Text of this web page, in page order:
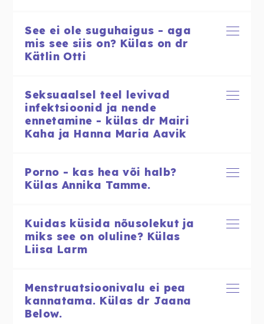
See ei ole suguhaigus - aga
mis see siis on? Külas on dr
Kätlin Otti
Seksuaalsel teel levivad
infektsioonid ja nende
ennetamine - külas dr Mairi
Kaha ja Hanna Maria Aavik
Porno - kas hea või halb?
Külas Annika Tamme.
Kuidas küsida nõusolekut ja
miks see on oluline? Külas
Liisa Larm
Menstruatsioonivalu ei pea
kannatama. Külas dr Jaana
Below.